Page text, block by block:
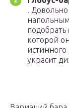
.
которой
украсит